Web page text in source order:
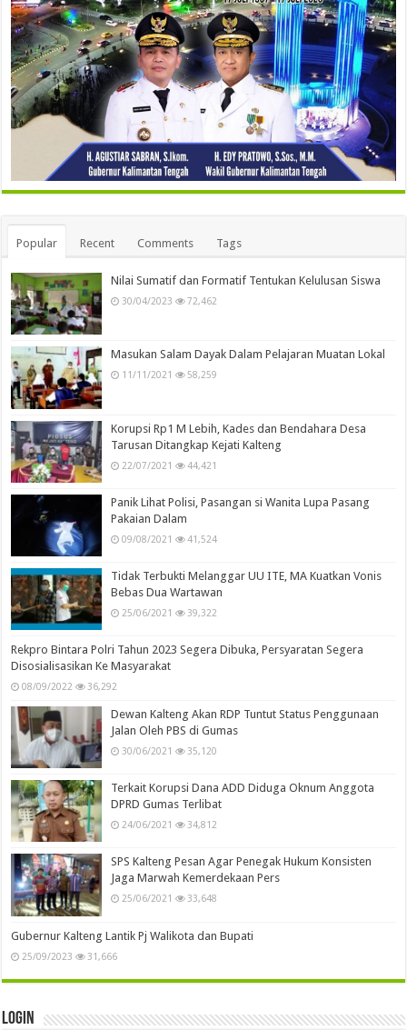
Popular Recent Comments Tags
Nilai Sumatif dan Formatif Tentukan Kelulusan Siswa
30/04/2023 72,462
Masukan Salam Dayak Dalam Pelajaran Muatan Lokal
11/11/2021 58,259
Korupsi Rp1 M Lebih, Kades dan Bendahara Desa
Tarusan Ditangkap Kejati Kalteng
22/07/2021 44,421
Panik Lihat Polisi, Pasangan si Wanita Lupa Pasang
Pakaian Dalam
09/08/2021 41,524
Tidak Terbukti Melanggar UU ITE, MA Kuatkan Vonis
Bebas Dua Wartawan
25/06/2021 39,322
Rekpro Bintara Polri Tahun 2023 Segera Dibuka, Persyaratan Segera
Disosialisasikan Ke Masyarakat
08/09/2022 36,292
Dewan Kalteng Akan RDP Tuntut Status Penggunaan
Jalan Oleh PBS di Gumas
30/06/2021 35,120
Terkait Korupsi Dana ADD Diduga Oknum Anggota
DPRD Gumas Terlibat
24/06/2021 34,812
SPS Kalteng Pesan Agar Penegak Hukum Konsisten
Jaga Marwah Kemerdekaan Pers
25/06/2021 33,648
Gubernur Kalteng Lantik Pj Walikota dan Bupati
25/09/2023 31,666
Login